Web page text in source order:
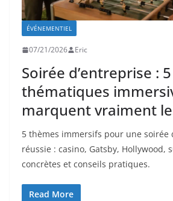
ÉVÉNEMENTIEL
07/21/2026 Eric
Soirée d’entreprise : 5
thématiques
marquent vraiment
5 thèmes immersifs pour une soirée
réussie : casino, Gatsby, Hollywood,
concrètes et conseils pratiques.
Read More